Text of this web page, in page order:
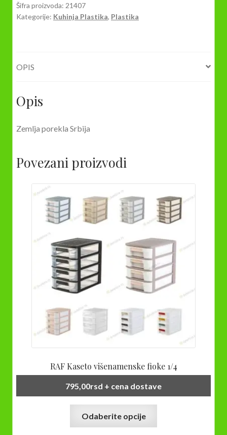
Šifra proizvoda: 21407
Kategorije: Kuhinja Plastika, Plastika
OPIS
Opis
Zemlja porekla Srbija
Povezani proizvodi
RAF Kaseto višenamenske fioke 1/4
795,00rsd + cena dostave
Odaberite opcije